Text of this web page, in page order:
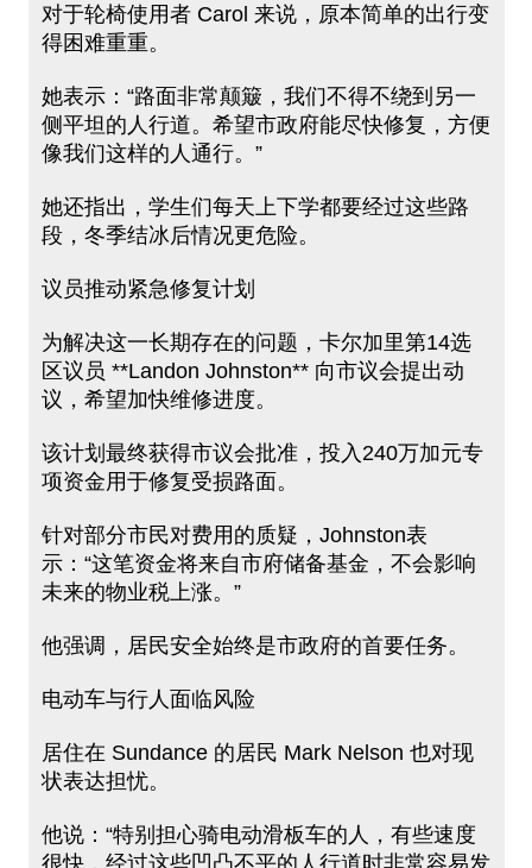
对于轮椅使用者 Carol 来说，原本简单的出行变
得困难重重。
她表示：“路面非常颠簸，我们不得不绕到另一
侧平坦的人行道。希望市政府能尽快修复，方便
像我们这样的人通行。”
她还指出，学生们每天上下学都要经过这些路
段，冬季结冰后情况更危险。
议员推动紧急修复计划
为解决这一长期存在的问题，卡尔加里第14选
区议员 **Landon Johnston** 向市议会提出动
议，希望加快维修进度。
该计划最终获得市议会批准，投入240万加元专
项资金用于修复受损路面。
针对部分市民对费用的质疑，Johnston表
示：“这笔资金将来自市府储备基金，不会影响
未来的物业税上涨。”
他强调，居民安全始终是市政府的首要任务。
电动车与行人面临风险
居住在 Sundance 的居民 Mark Nelson 也对现
状表达担忧。
他说：“特别担心骑电动滑板车的人，有些速度
很快，经过这些凹凸不平的人行道时非常容易发